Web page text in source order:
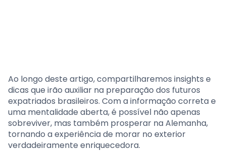
Ao longo deste artigo, compartilharemos insights e
dicas que irão auxiliar na preparação dos futuros
expatriados brasileiros. Com a informação correta e
uma mentalidade aberta, é possível não apenas
sobreviver, mas também prosperar na Alemanha,
tornando a experiência de morar no exterior
verdadeiramente enriquecedora.